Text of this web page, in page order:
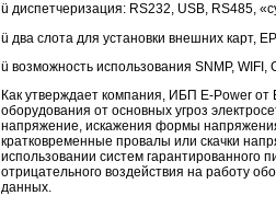
ü диспетчеризация: RS232, USB, RS485,
ü два слота для установки внешних карт,
ü возможность использования SNMP, WIFI,
Как утверждает компания, ИБП E-Power
оборудования от основных угроз
напряжение, искажения формы
кратковременные провалы или скачки
использовании систем гарантированного
отрицательного воздействия на работу
данных.